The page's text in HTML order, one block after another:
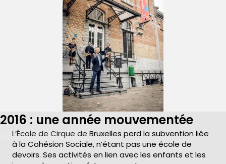
2016 : une année mouvementée
L’École de Cirque de Bruxelles perd la subvention liée
à la Cohésion Sociale, n’étant pas une école de
devoirs. Ses activités en lien avec les enfants et les